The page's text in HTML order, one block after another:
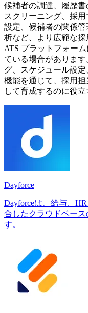
候補者の調達、履歴
スクリーニング、採
設定、候補者の関係
析など、より広範な
ATS プラットフォー
ている場合がありま
グ、スケジュール設
機能を通じて、採用
して育成するのに役立
Dayforce
Dayforceは、給与、
合したクラウドベー
す。